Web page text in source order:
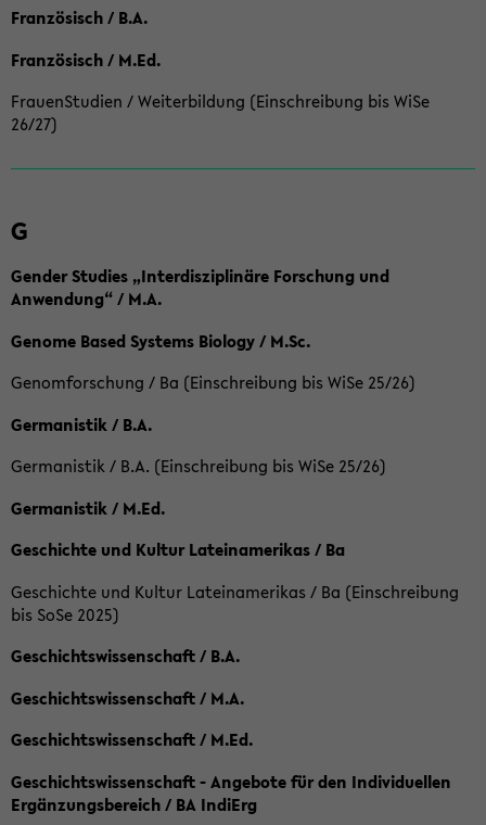
Französisch / B.A.
Französisch / M.Ed.
FrauenStudien / Weiterbildung (Einschreibung bis WiSe
26/27)
G
Gender Studies „Interdisziplinäre Forschung und
Anwendung“ / M.A.
Genome Based Systems Biology / M.Sc.
Genomforschung / Ba (Einschreibung bis WiSe 25/26)
Germanistik / B.A.
Germanistik / B.A. (Einschreibung bis WiSe 25/26)
Germanistik / M.Ed.
Geschichte und Kultur Lateinamerikas / Ba
Geschichte und Kultur Lateinamerikas / Ba (Einschreibung
bis SoSe 2025)
Geschichtswissenschaft / B.A.
Geschichtswissenschaft / M.A.
Geschichtswissenschaft / M.Ed.
Geschichtswissenschaft - Angebote für den Individuellen
Ergänzungsbereich / BA IndiErg